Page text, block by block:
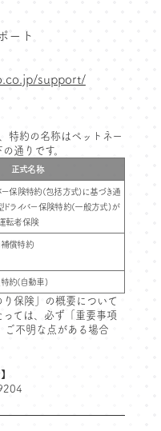
ート
support/
特約の名称はペットネー
通りです。
正式名称
ー保険特約(包括方式)に基づき通
ドライバー保険特約(一般方式)が
転者保険
償特約
約(自動車)
保険」の概要について
ては、必ず「重要事項
ご不明な点がある場合